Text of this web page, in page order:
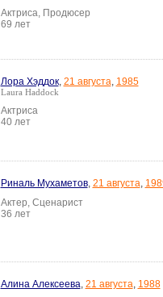
Актриса, Продюсер
69 лет
Лора Хэддок, 21 августа, 1985
Laura Haddock
Актриса
40 лет
Риналь Мухаметов, 21 августа,
Актер, Сценарист
36 лет
Алина Алексеева, 21 августа, 1988